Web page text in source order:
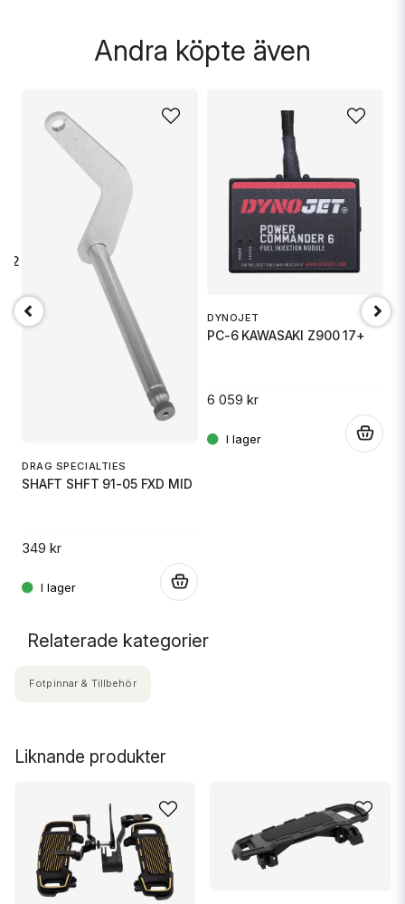
Skicka fråga
Andra köpte även
- MOU
DRAG SPECIALTIES
SHAFT SHFT 91-05 FXD MID
349 kr
DYNOJET
PC-6 KAWASAKI Z900 17+
6 059 kr
Liknande produkter
Relaterade kategorier
Fotpinnar & Tillbehör